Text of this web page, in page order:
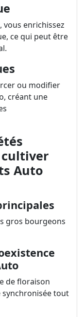
enrichissez
ce qui peut être
ou modifier
créant une
Auto
gros bourgeons
de floraison
tout